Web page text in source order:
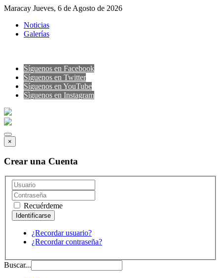
Maracay Jueves, 6 de Agosto de 2026
Noticias
Galerías
Síguenos en Facebook
Síguenos en Twitter
Síguenos en YouTube
Sìguenos en Instagram
×
Crear una Cuenta
Recuérdeme
¿Recordar usuario?
¿Recordar contraseña?
Buscar...